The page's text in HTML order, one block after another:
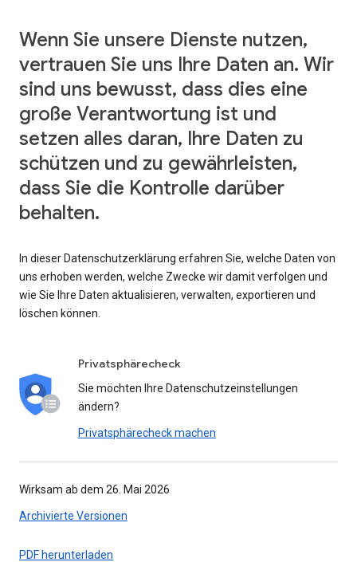
Wenn Sie unsere Dienste nutzen,
vertrauen Sie uns Ihre Daten an. Wir
sind uns bewusst, dass dies eine
große Verantwortung ist und
setzen alles daran, Ihre Daten zu
schützen und zu gewährleisten,
dass Sie die Kontrolle darüber
behalten.
In dieser Datenschutzerklärung erfahren Sie, welche Daten von
uns erhoben werden, welche Zwecke wir damit verfolgen und
wie Sie Ihre Daten aktualisieren, verwalten, exportieren und
löschen können.
Privatsphärecheck
Sie möchten Ihre Datenschutzeinstellungen
ändern?
Privatsphärecheck machen
Wirksam ab dem 26. Mai 2026
Archivierte Versionen
PDF herunterladen